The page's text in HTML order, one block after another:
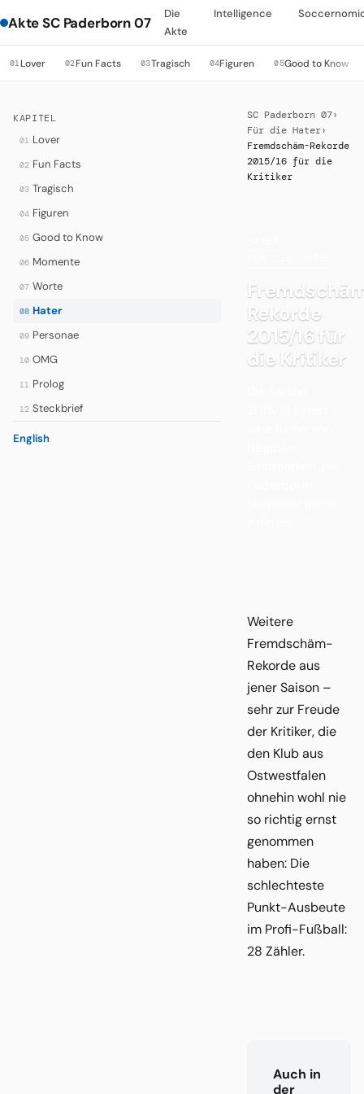
Akte SC Paderborn 07
Die
Akte
Intelligence
01Lover 02Fun Facts 03Tragisch 04Figuren 05Good to Know
KAPITEL
01 Lover
02 Fun Facts
03 Tragisch
04 Figuren
05 Good to Know
06 Momente
07 Worte
08 Hater
09 Personae
10 OMG
11 Prolog
12 Steckbrief
English
SC Paderborn 07›
Für die Hater›
Fremdschäm-Rekorde
2015/16 für die
Kritiker
Rekorde
2015/16 für
die Kritiker
Weitere
Fremdschäm-
Rekorde aus
jener Saison –
sehr zur Freude
der Kritiker, die
den Klub aus
Ostwestfalen
ohnehin wohl nie
so richtig ernst
genommen
haben: Die
schlechteste
Punkt-Ausbeute
im Profi-Fußball:
28 Zähler.
Auch in
der